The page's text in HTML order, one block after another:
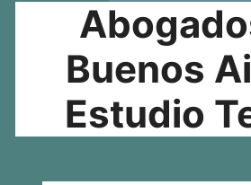
Buenos
Estudio